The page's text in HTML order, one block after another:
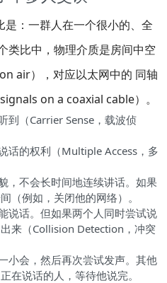
：一群人在一个很小的、全
类比中，物理介质是房间中空
air），对应以太网中的 同轴
on a coaxial cable）。
到（Carrier Sense，载波侦
话的权利（Multiple Access，多
，不会长时间地连续讲话。如果
（例如，关闭他的网络）。
说话。但如果两个人同时尝试说
来（Collision Detection，冲突
小会，然后再次尝试发声。其他
在说话的人，等待他说完。